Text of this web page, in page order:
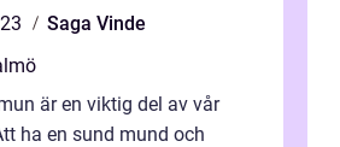
Saga Vinde
är en viktig del av vår
ha en sund mund och